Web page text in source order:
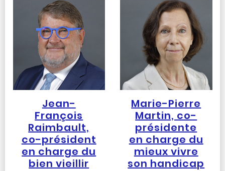
Jean-
François
Raimbault,
co-président
en charge du
bien vieillir
Marie-Pierre
Martin, co-
présidente
en charge du
mieux vivre
son handicap